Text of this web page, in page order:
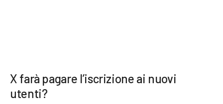
X farà pagare l’iscrizione ai nuovi
utenti?